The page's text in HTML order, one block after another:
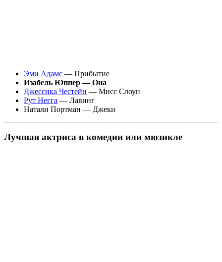
Эми Адамс — Прибытие
Изабель Юппер — Она
Джессика Честейн — Мисс Слоун
Рут Негга — Лавинг
Натали Портман — Джеки
Лучшая актриса в комедии или мюзикле